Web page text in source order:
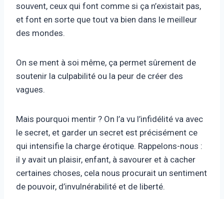
souvent, ceux qui font comme si ça n’existait pas,
et font en sorte que tout va bien dans le meilleur
des mondes.
On se ment à soi même, ça permet sûrement de
soutenir la culpabilité ou la peur de créer des
vagues.
Mais pourquoi mentir ? On l’a vu l’infidélité va avec
le secret, et garder un secret est précisément ce
qui intensifie la charge érotique. Rappelons-nous :
il y avait un plaisir, enfant, à savourer et à cacher
certaines choses, cela nous procurait un sentiment
de pouvoir, d’invulnérabilité et de liberté.